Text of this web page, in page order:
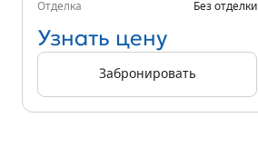
Отделка
Без отделки
Узнать цену
Забронировать